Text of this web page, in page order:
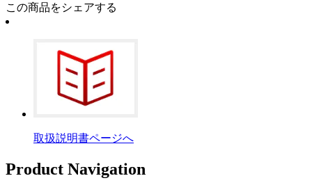
この商品をシェアする
取扱説明書ページへ
Product Navigation